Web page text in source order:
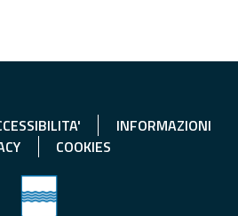
INFORMAZIONI
COOKIES